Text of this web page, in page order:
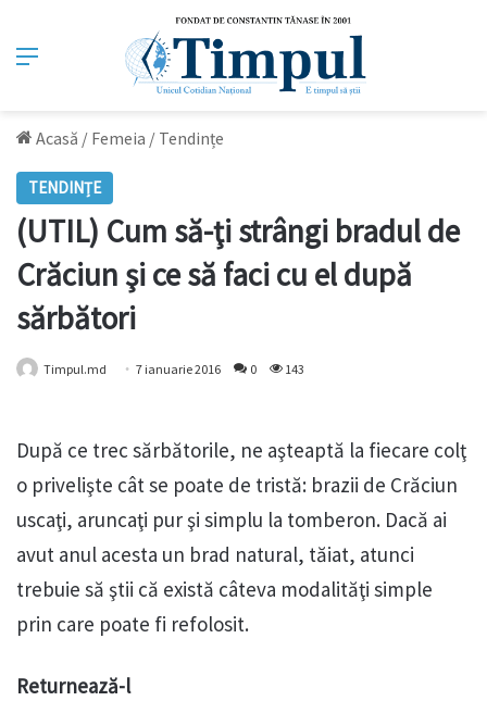
Meniu
Acasă / Femeia / Tendințe
TENDINȚE
(UTIL) Cum să-ţi strângi bradul de
Crăciun şi ce să faci cu el după
sărbători
Timpul.md 7 ianuarie 2016 0 143
După ce trec sărbătorile, ne aşteaptă la fiecare colţ
o privelişte cât se poate de tristă: brazii de Crăciun
uscaţi, aruncaţi pur şi simplu la tomberon. Dacă ai
avut anul acesta un brad natural, tăiat, atunci
trebuie să ştii că există câteva modalităţi simple
prin care poate fi refolosit.
Returnează-l